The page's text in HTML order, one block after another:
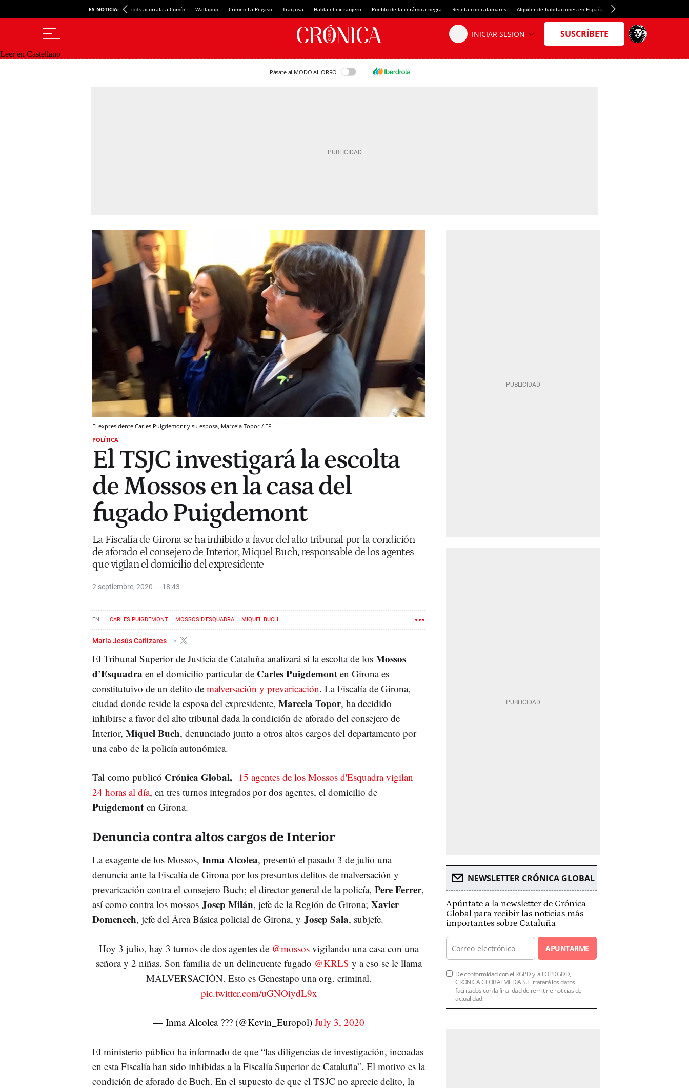
ES NOTICIA: Junts acorrala a Comín Wallapop Crimen La Pegaso Tracjusa Habla el extranjero Pueblo de la cerámica negra Receta con calamares Alquiler de habitaciones en España Crédito del Spotify Camp Nou
Leer en Castellano
Pásate al MODO AHORRO
El expresidente Carles Puigdemont y su esposa, Marcela Topor / EP
POLÍTICA
El TSJC investigará la escolta
de Mossos en la casa del
fugado Puigdemont
La Fiscalía de Girona se ha inhibido a favor del alto tribunal por la condición
de aforado el consejero de Interior, Miquel Buch, responsable de los agentes
que vigilan el domicilio del expresidente
2 septiembre, 2020 18:43
CARLES PUIGDEMONT MOSSOS D'ESQUADRA MIQUEL BUCH
María Jesús Cañizares
El Tribunal Superior de Justicia de Cataluña analizará si la escolta de los Mossos
d’Esquadra en el domicilio particular de Carles Puigdemont en Girona es
constitutuivo de un delito de malversación y prevaricación. La Fiscalía de Girona,
ciudad donde reside la esposa del expresidente, Marcela Topor, ha decidido
inhibirse a favor del alto tribunal dada la condición de aforado del consejero de
Interior, Miquel Buch, denunciado junto a otros altos cargos del departamento por
una cabo de la policía autonómica.
Tal como publicó Crónica Global, 15 agentes de los Mossos d'Esquadra vigilan
24 horas al día, en tres turnos integrados por dos agentes, el domicilio de
Puigdemont en Girona.
Denuncia contra altos cargos de Interior
La exagente de los Mossos, Inma Alcolea, presentó el pasado 3 de julio una
denuncia ante la Fiscalía de Girona por los presuntos delitos de malversación y
prevaricación contra el consejero Buch; el director general de la policía, Pere Ferrer,
así como contra los mossos Josep Milán, jefe de la Región de Girona; Xavier
Domenech, jefe del Área Básica policial de Girona, y Josep Sala, subjefe.
Hoy 3 julio, hay 3 turnos de dos agentes de @mossos vigilando una casa con una
señora y 2 niñas. Son familia de un delincuente fugado @KRLS y a eso se le llama
MALVERSACIÓN. Esto es Genestapo una org. criminal.
pic.twitter.com/uGNOiydL9x
— Inma Alcolea ??? (@Kevin_Europol)July 3, 2020
El ministerio público ha informado de que “las diligencias de investigación, incoadas
en esta Fiscalía han sido inhibidas a la Fiscalía Superior de Cataluña”. El motivo es la
condición de aforado de Buch. En el supuesto de que el TSJC no aprecie delito, la
NEWSLETTER CRÓNICA GLOBAL
Apúntate a la newsletter de Crónica
Global para recibir las noticias más
importantes sobre Cataluña
APUNTARME
De conformidad con el RGPD y la LOPDGDD,
CRÓNICA GLOBALMEDIA S.L. tratará los datos
facilitados con la finalidad de remitirle noticias de
actualidad.